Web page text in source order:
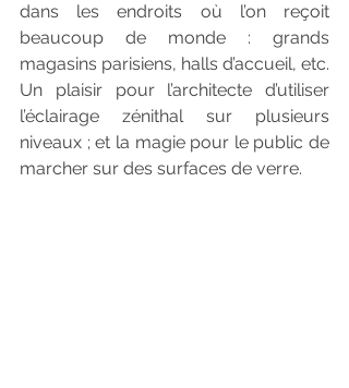
dans les endroits où l’on reçoit
beaucoup de monde : grands
magasins parisiens, halls d’accueil, etc.
Un plaisir pour l’architecte d’utiliser
l’éclairage zénithal sur plusieurs
niveaux ; et la magie pour le public de
marcher sur des surfaces de verre.